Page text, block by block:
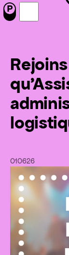
Menu
Nous suivre sur
Nous suivre
010626